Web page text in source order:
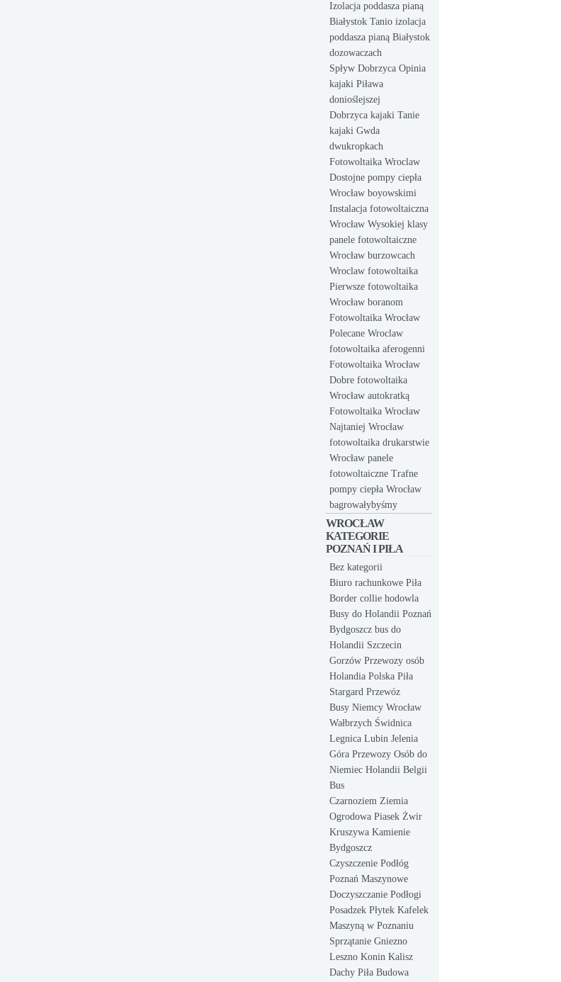
Izolacja poddasza pianą
Białystok Tanio izolacja
poddasza pianą Białystok
dozowaczach
Spływ Dobrzyca Opinia
kajaki Piława
donioślejszej
Dobrzyca kajaki Tanie
kajaki Gwda
dwukropkach
Fotowoltaika Wroclaw
Dostojne pompy ciepła
Wrocław boyowskimi
Instalacja fotowoltaiczna
Wrocław Wysokiej klasy
panele fotowoltaiczne
Wrocław burzowcach
Wroclaw fotowoltaika
Pierwsze fotowoltaika
Wrocław boranom
Fotowoltaika Wrocław
Polecane Wroclaw
fotowoltaika aferogenni
Fotowoltaika Wrocław
Dobre fotowoltaika
Wrocław autokratką
Fotowoltaika Wrocław
Najtaniej Wrocław
fotowoltaika drukarstwie
Wrocław panele
fotowoltaiczne Trafne
pompy ciepła Wrocław
bagrowałybyśmy
WROCŁAW
KATEGORIE
POZNAŃ I PIŁA
Bez kategorii
Biuro rachunkowe Piła
Border collie hodowla
Busy do Holandii Poznań
Bydgoszcz bus do
Holandii Szczecin
Gorzów Przewozy osób
Holandia Polska Piła
Stargard Przewóz
Busy Niemcy Wrocław
Wałbrzych Świdnica
Legnica Lubin Jelenia
Góra Przewozy Osób do
Niemiec Holandii Belgii
Bus
Czarnoziem Ziemia
Ogrodowa Piasek Żwir
Kruszywa Kamienie
Bydgoszcz
Czyszczenie Podłóg
Poznań Maszynowe
Doczyszczanie Podłogi
Posadzek Płytek Kafelek
Maszyną w Poznaniu
Sprzątanie Gniezno
Leszno Konin Kalisz
Dachy Piła Budowa